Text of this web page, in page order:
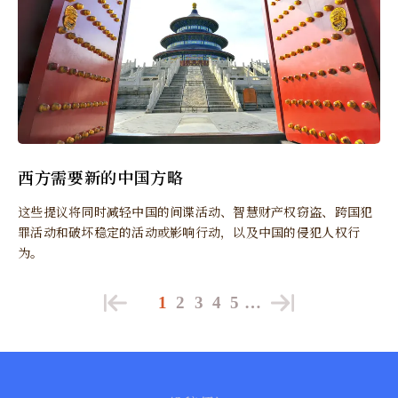
西方需要新的中国方略
这些提议将同时减轻中国的间谍活动、智慧财产权窃盗、跨国犯
罪活动和破坏稳定的活动或影响行动，以及中国的侵犯人权行
为。
1 2 3 4 5 …